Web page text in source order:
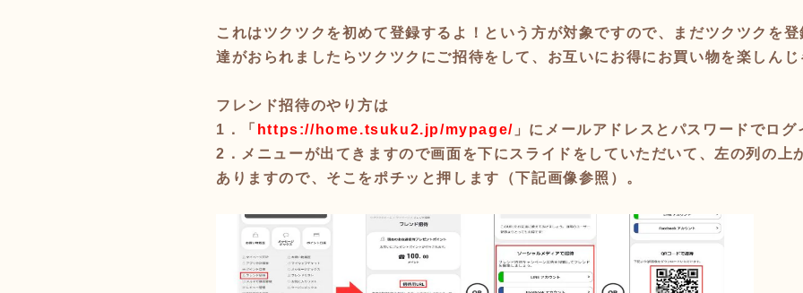
これはツクツクを初めて登録するよ！という方が対象ですので、まだツクツクを
達がおられましたらツクツクにご招待をして、お互いにお得にお買い物を楽しん
フレンド招待のやり方は
1．「 https://home.tsuku2.jp/mypage/ 」にメールアドレスとパスワードでロ
2．メニューが出てきますので画面を下にスライドをしていただいて、左の列の上
ありますので、そこをポチッと押します（下記画像参照）。